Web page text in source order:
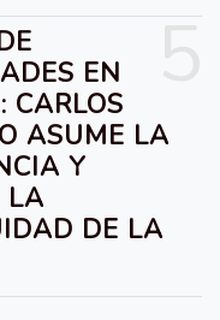
EN
CARLOS
ASUME LA
Y
LA
DE LA